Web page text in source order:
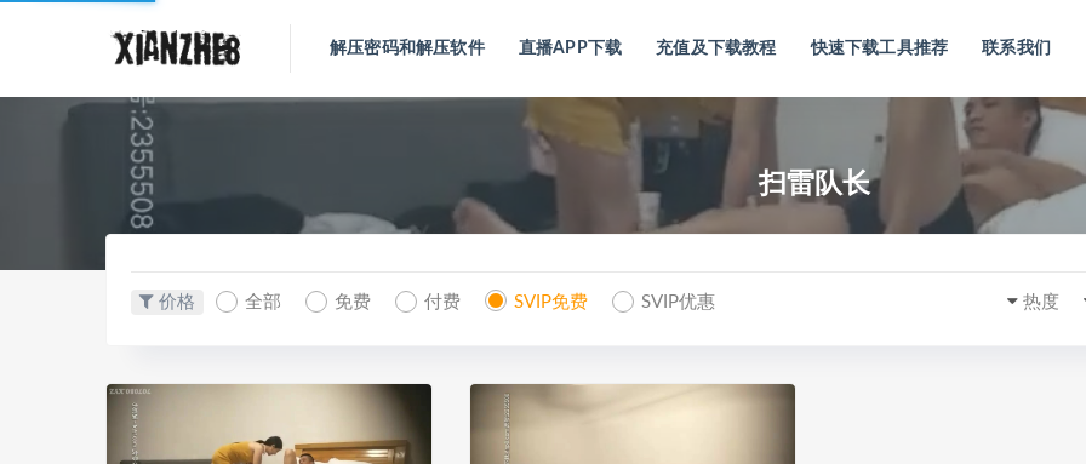
解压密码和解压软件 直播APP下载 充值及下载教程 快速下载工具推荐 联系我们
扫雷队长
价格 全部 免费 付费 SVIP免费 SVIP优惠 热度